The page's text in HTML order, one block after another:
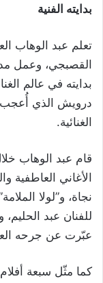
بدايته الفنية
تعلم عبد الوهاب
القصبجي، وعمل
بدايته في عالم
درويش الذي
الغنائية.
قام عبد الوهاب
الأغاني العاطفية
نجاة، و”لولا
للفنان عبد
عبّرت عن جرحه
كما مثّل سبعة أفلام